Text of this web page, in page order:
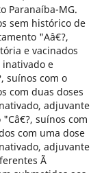
Paranaíba-MG.
sem histórico de
"Aâ€?,
e vacinados
inativado e
suínos com o
com duas doses
adjuvante
suínos com
com uma dose
adjuvante
Ã